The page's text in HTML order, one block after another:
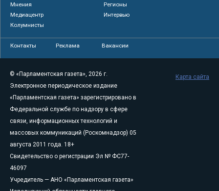
Мнения
Регионы
Медиацентр
Интервью
Колумнисты
Контакты Реклама Вакансии
© «Парламентская газета», 2026 г.
Электронное периодическое издание
«Парламентская газета» зарегистрировано в
Федеральной службе по надзору в сфере
связи, информационных технологий и
массовых коммуникаций (Роскомнадзор) 05
августа 2011 года. 18+
Свидетельство о регистрации Эл № ФС77-
46097
Учредитель — АНО «Парламентская газета»
Карта сайта